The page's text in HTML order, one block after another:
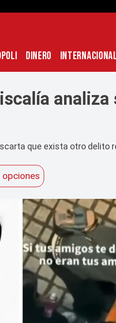
DINERO
que exista otro delito
opciones